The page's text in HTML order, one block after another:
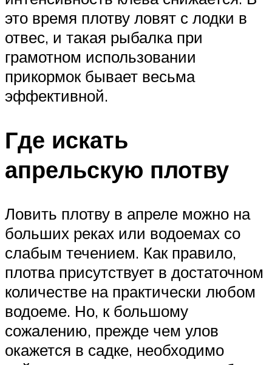
это время плотву ловят с лодки в
отвес, и такая рыбалка при
грамотном использовании
прикормок бывает весьма
эффективной.
Где искать
апрельскую плотву
Ловить плотву в апреле можно на
больших реках или водоемах со
слабым течением. Как правило,
плотва присутствует в достаточном
количестве на практически любом
водоеме. Но, к большому
сожалению, прежде чем улов
окажется в садке, необходимо